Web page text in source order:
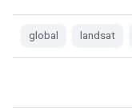
global landsat